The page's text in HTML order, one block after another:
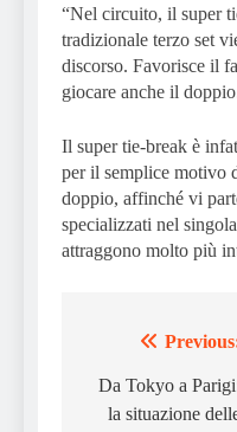
“Nel circuito, il super
tradizionale terzo set
discorso. Favorisce il
giocare anche il
Il super tie-break è
per il semplice motivo
doppio, affinché vi
specializzati nel
attraggono molto più
navigation
Da Tokyo a
la situazione